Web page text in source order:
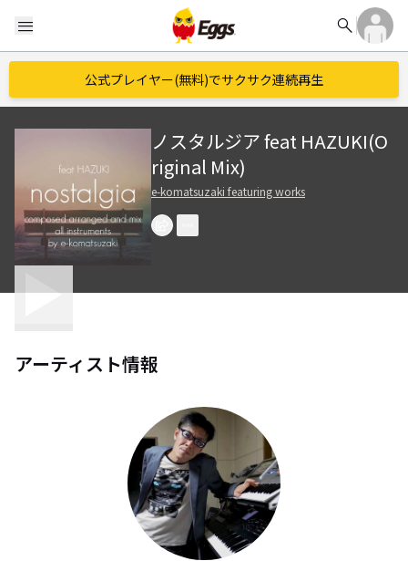
menu search
公式プレイヤー(無料)でサクサク連続再生
ノスタルジア feat HAZUKI(O
riginal Mix)
e-komatsuzaki featuring works
アーティスト情報